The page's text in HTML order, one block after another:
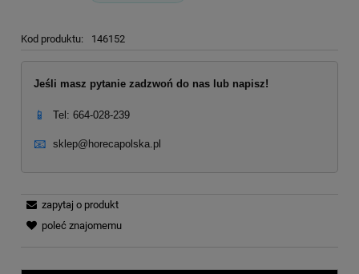
Kod produktu: 146152
Jeśli masz pytanie zadzwoń do nas lub napisz!
📱 Tel: 664-028-239
📧 sklep@horecapolska.pl
zapytaj o produkt
poleć znajomemu